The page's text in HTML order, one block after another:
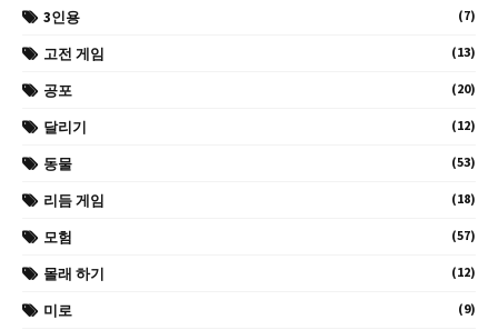
3인용 (7)
고전 게임 (13)
공포 (20)
달리기 (12)
동물 (53)
리듬 게임 (18)
모험 (57)
몰래 하기 (12)
미로 (9)